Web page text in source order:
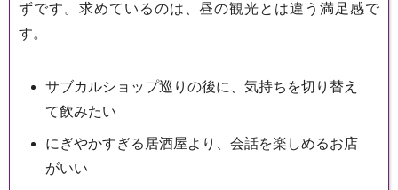
ずです。求めているのは、昼の観光とは違う満足感で
す。
サブカルショップ巡りの後に、気持ちを切り替え
て飲みたい
にぎやかすぎる居酒屋より、会話を楽しめるお店
がいい